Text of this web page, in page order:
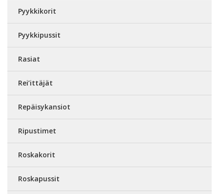
Pyykkikorit
Pyykkipussit
Rasiat
Rei’ittäjät
Repäisykansiot
Ripustimet
Roskakorit
Roskapussit